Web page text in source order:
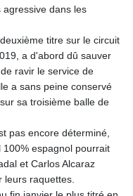
dans les
titre sur le circuit
a d'abord dû sauver
ravir le service de
a sans peine conservé
sa troisième balle de
pas encore déterminé,
espagnol pourrait
et Carlos Alcaraz
raquettes.